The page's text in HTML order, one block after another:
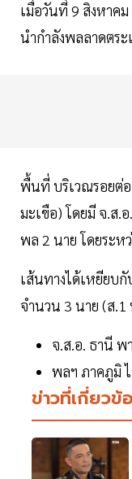
เมื่อวันที่ 9 สิงหาคม
นำกำลังพลลาดตร
พื้นที่ บริเวณรอยต่
มะเขือ) โดยมี จ.ส.
พล 2 นาย โดยระห
เส้นทางได้เหยียบ
จำนวน 3 นาย (ส.1
จ.ส.อ. ธานี พ
พลฯ ภาคภูมิ
ข่าวที่เกี่ยวข้